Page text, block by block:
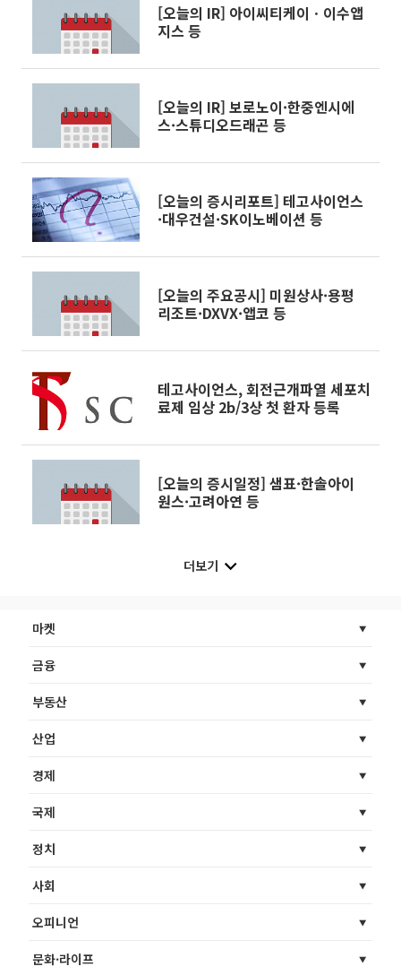
[오늘의 IR] 아이씨티케이ㆍ이수앱
지스 등
[오늘의 IR] 보로노이·한중엔시에
스·스튜디오드래곤 등
[오늘의 증시리포트] 테고사이언스
·대우건설·SK이노베이션 등
[오늘의 주요공시] 미원상사·용평
리조트·DXVX·앱코 등
테고사이언스, 회전근개파열 세포치
료제 임상 2b/3상 첫 환자 등록
[오늘의 증시일정] 샘표·한솔아이
원스·고려아연 등
더보기
마켓
금융
부동산
산업
경제
국제
정치
사회
오피니언
문화·라이프